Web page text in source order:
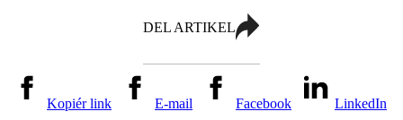
DEL ARTIKEL
Kopiér link E-mail Facebook LinkedIn